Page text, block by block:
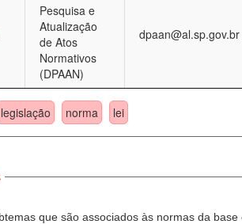
Pesquisa e
Atualização
de Atos
Normativos
(DPAAN)
dpaan@al.sp.gov.br
legislação norma lei
que são associados às normas da base